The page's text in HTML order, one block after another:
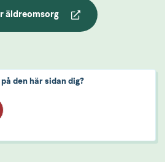
äldreomsorg
den här sidan dig?